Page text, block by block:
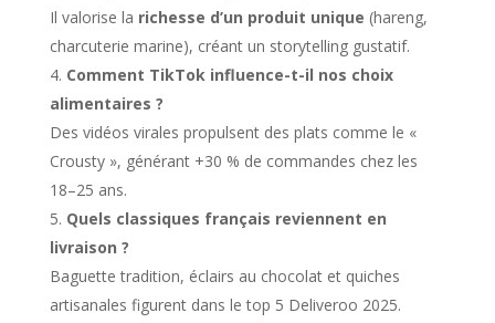
Il valorise la richesse d’un produit unique (hareng,
charcuterie marine), créant un storytelling gustatif.
Comment TikTok influence-t-il nos choix
alimentaires ?
Des vidéos virales propulsent des plats comme le «
Crousty », générant +30 % de commandes chez les
18–25 ans.
Quels classiques français reviennent en
livraison ?
Baguette tradition, éclairs au chocolat et quiches
artisanales figurent dans le top 5 Deliveroo 2025.